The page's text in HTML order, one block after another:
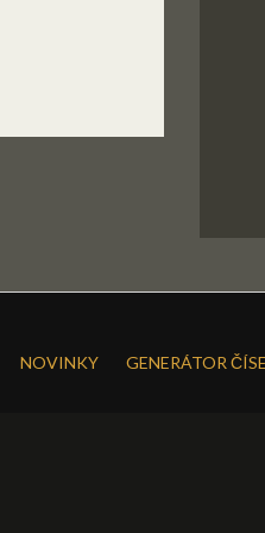
NOVINKY GENERÁTOR